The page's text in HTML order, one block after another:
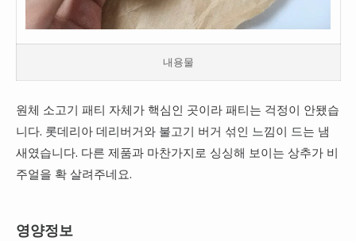
내용물
원체 소고기 패티 자체가 핵심인 곳이라 패티는 걱정이 안됐습
니다. 롯데리아 데리버거와 불고기 버거 섞인 느낌이 드는 냄
새였습니다. 다른 제품과 마찬가지로 싱싱해 보이는 상추가 비
주얼을 확 살려주네요.
영양정보